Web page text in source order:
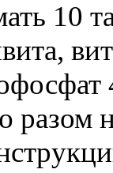
10
разом